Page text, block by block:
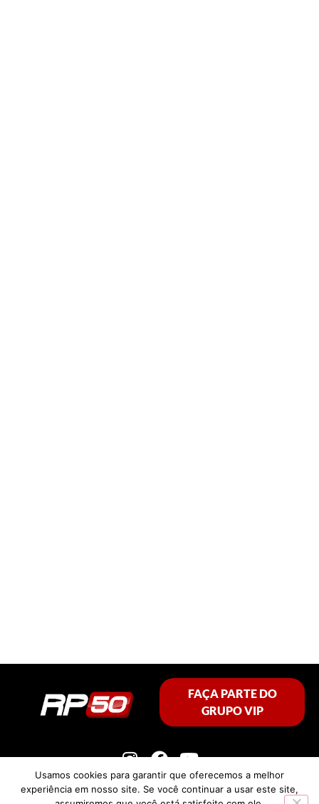
FAÇA PARTE DO
GRUPO VIP
Usamos cookies para garantir que oferecemos a melhor
experiência em nosso site. Se você continuar a usar este site,